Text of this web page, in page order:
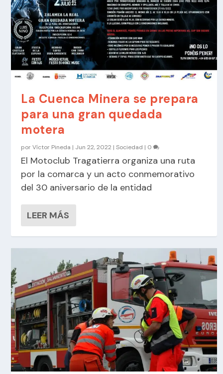
La Cuenca Minera se prepara
para una gran quedada
motera
porVíctor Pineda | Jun 22, 2022 |Sociedad | 0
El Motoclub Tragatierra organiza una ruta
por la comarca y un acto conmemorativo
del 30 aniversario de la entidad
LEER MÁS